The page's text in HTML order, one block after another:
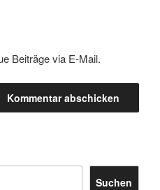
Beiträge via E-Mail.
Suchen